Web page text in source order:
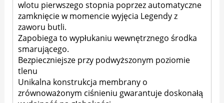
wlotu pierwszego stopnia poprzez automatyczne
zamknięcie w momencie wyjęcia Legendy z
zaworu butli.
Zapobiega to wypłukaniu wewnętrznego środka
smarującego.
Bezpieczniejsze przy podwyższonym poziomie
tlenu
Unikalna konstrukcja membrany o
zrównoważonym ciśnieniu gwarantuje doskonałą